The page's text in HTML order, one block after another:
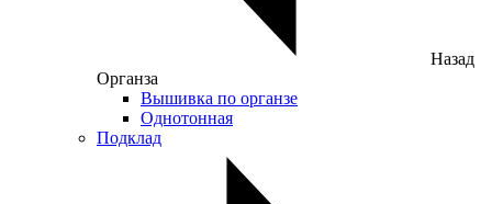
Назад
Органза
Вышивка по органзе
Однотонная
Подклад